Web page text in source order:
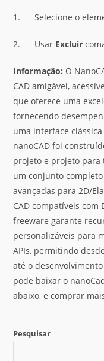
1. Selecione o
2. Usar Excluir
Informação: O
CAD amigável,
que oferece uma
fornecendo
uma interface
nanoCAD foi
projeto e projeto para
um conjunto
avançadas para 2D/
CAD compatíveis com
freeware garante
personalizáveis para
APIs, permitindo
até o
pode baixar o
abaixo, e comprar
Pesquisar